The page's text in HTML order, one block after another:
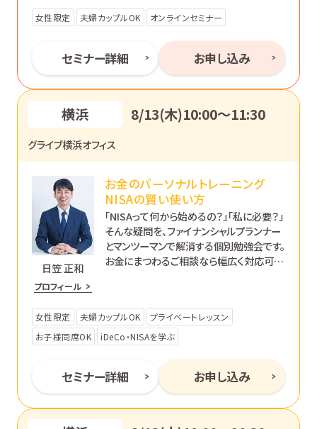
女性限定 夫婦カップルOK オンラインセミナー
セミナー詳細 お申し込み
横浜 8/13(木)10:00〜11:30
グライブ横浜オフィス
日笠 正和
プロフィール
お金のパーソナルトレーニング
NISAの賢い使い方
「NISAって何から始めるの？」「私に必要？」
そんな疑問を、ファイナンシャルプランナー
とマンツーマンで解消する個別勉強会です。
お金にまつわるご相談なら幅広く対応可能
女性限定 夫婦カップルOK
プライベートレッスン
お子様同席OK
iDeCo・NISAを学ぶ
セミナー詳細 お申し込み